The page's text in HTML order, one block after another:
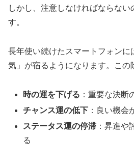
しかし、注意しなければならな
す。
長年使い続けたスマートフォンに
気」が宿るようになります。この
時の運を下げる ：重要な決断
チャンス運の低下 ：良い機会
ステータス運の停滞 ：昇進や
る